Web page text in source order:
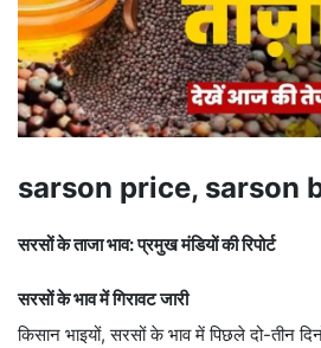
sarson price, sarson
सरसों के ताजा भाव: प्रमुख मंडियों की रिपोर्ट
सरसों के भाव में गिरावट जारी
किसान भाइयों, सरसों के भाव में पिछले दो-तीन